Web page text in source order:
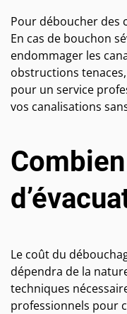
Pour déboucher des
En cas de bouchon
endommager les
obstructions
pour un service
vos canalisations
Le coût du
dépendra de la
techniques
professionnels pour